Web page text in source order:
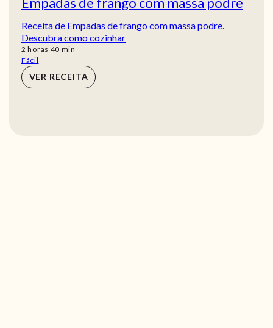
Receita de Empadas de frango com massa podre.
Descubra como cozinhar
2 horas
horas 40 min
min
Fácil
VER RECEITA